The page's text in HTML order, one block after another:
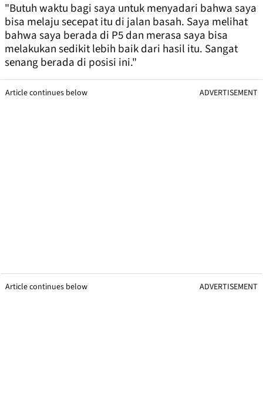
"Butuh waktu bagi saya untuk menyadari bahwa saya
bisa melaju secepat itu di jalan basah. Saya melihat
bahwa saya berada di P5 dan merasa saya bisa
melakukan sedikit lebih baik dari hasil itu. Sangat
senang berada di posisi ini."
Article continues below ADVERTISEMENT
Article continues below ADVERTISEMENT